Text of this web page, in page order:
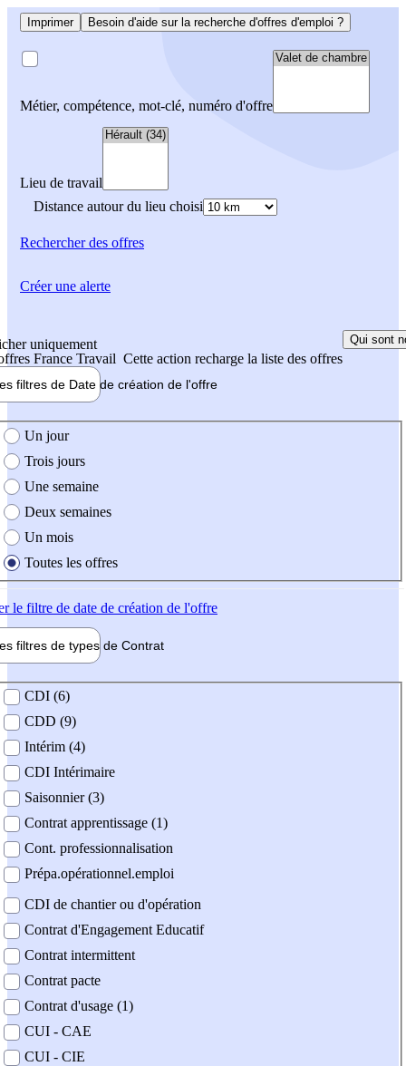
Imprimer Besoin d'aide sur la recherche d'offres d'emploi ?
Métier, compétence, mot-clé, numéro d'offre
Lieu de travail
Distance autour du lieu choisi
Rechercherdes offres
uniquement
France Travail Cette action recharge la liste des offres
Qui sont
filtres de Date de création de l'offre
création de l'offre
Un jour
Trois jours
Une semaine
Deux semaines
Un mois
Toutes les offres
le filtre de date de création de l'offre
filtres de types de Contrat
contrat
CDI (6)
CDD (9)
Intérim (4)
CDI Intérimaire
Saisonnier (3)
Contrat apprentissage (1)
Cont. professionnalisation
Prépa.opérationnel.emploi
CDI de chantier ou d'opération
Contrat d'Engagement Educatif
Contrat intermittent
Contrat pacte
Contrat d'usage (1)
CUI - CAE
CUI - CIE
Créer une alerte